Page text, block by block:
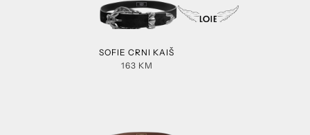
SOFIE CRNI KAIŠ
163 KM